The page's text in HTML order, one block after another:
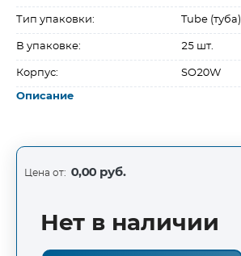
Тип упаковки: Tube (туба)
В упаковке: 25 шт.
Корпус: SO20W
Описание
Цена от: 0,00 руб.
Нет в наличии